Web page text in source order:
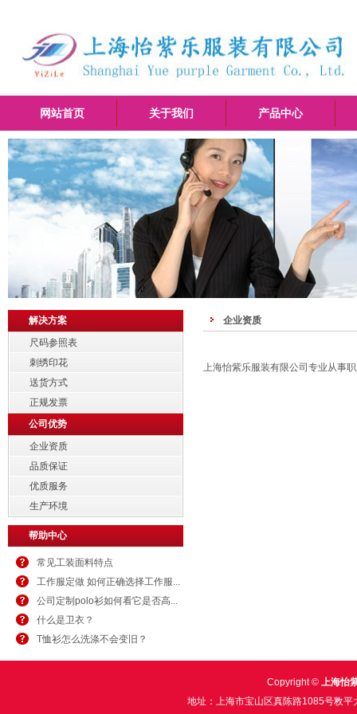
网站首页 关于我们 产品中心
解决方案
尺码参照表
刺绣印花
送货方式
正规发票
公司优势
企业资质
品质保证
优质服务
生产环境
帮助中心
常见工装面料特点
工作服定做 如何正确选择工作服...
公司定制polo衫如何看它是否高...
什么是卫衣？
T恤衫怎么洗涤不会变旧？
企业资质
上海怡紫乐服装有限公司专业从事
Copyright © 上海怡
地址：上海市宝山区真陈路1085号敉